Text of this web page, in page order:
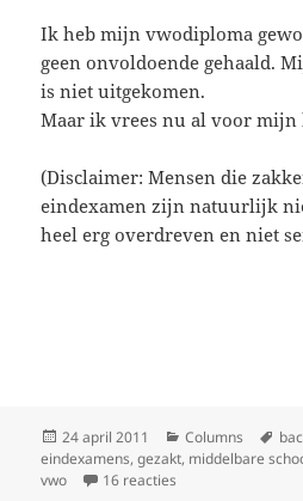
Ik heb mijn vwodiploma
geen onvoldoende gehaald.
is niet uitgekomen.
Maar ik vrees nu al voor mijn
(Disclaimer: Mensen die
eindexamen zijn natuurlijk
heel erg overdreven en niet
Geplaatst
op
24 april 2011 Categorieën
Columns
eindexamens,gezakt, middelbare
vwo
16 reacties